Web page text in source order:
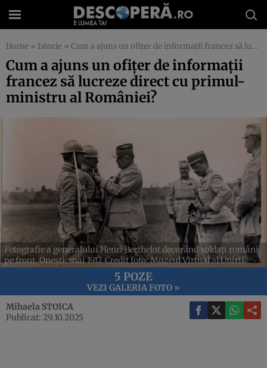
Home » Istorie » Cum a ajuns un ofițer de informații francez să lucreze direct cu primul-ministru al României?
Cum a ajuns un ofițer de informații
francez să lucreze direct cu primul-
ministru al României?
Fotografie a generalului Henri Berthelot decorând soldați români
pe front, Onești, mai 1917. Credit foto: Muzeul Virtual al Unirii
5 POZE
VEZI GALERIA FOTO »
Mihaela STOICA
Publicat: 29.10.2025